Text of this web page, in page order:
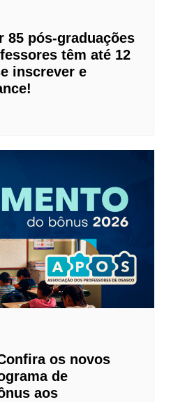
85 pós-graduações
têm até 12
inscrever e
os novos
de
aos